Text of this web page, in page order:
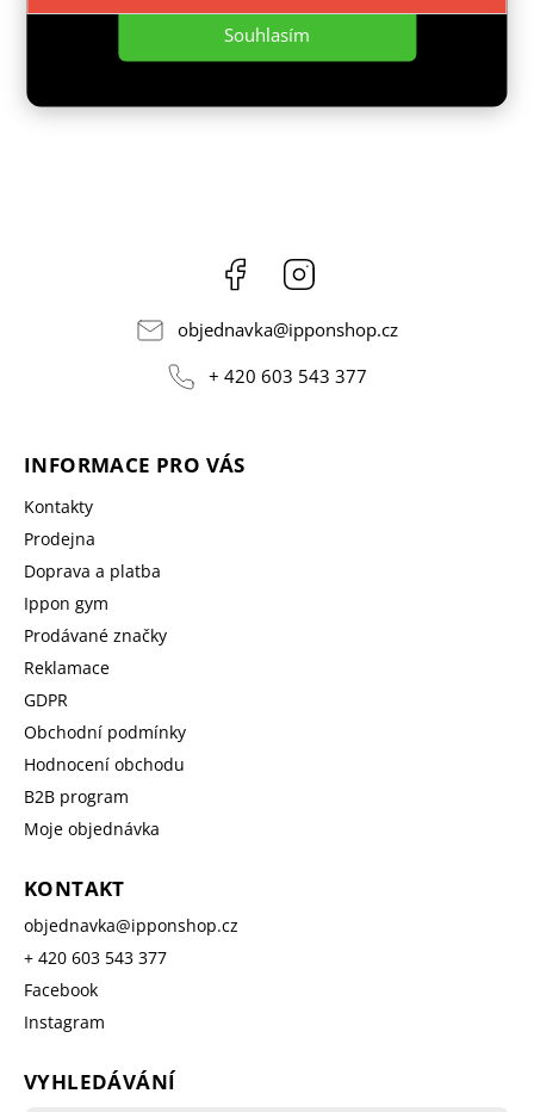
Souhlasím
Do košíku
Facebook
objednavka@ipponshop.cz
+ 420 603 543 377
INFORMACE PRO VÁS
Kontakty
Prodejna
Doprava a platba
Ippon gym
Prodávané značky
Reklamace
GDPR
Obchodní podmínky
Hodnocení obchodu
B2B program
Moje objednávka
KONTAKT
objednavka@ipponshop.cz
+ 420 603 543 377
Facebook
Instagram
VYHLEDÁVÁNÍ